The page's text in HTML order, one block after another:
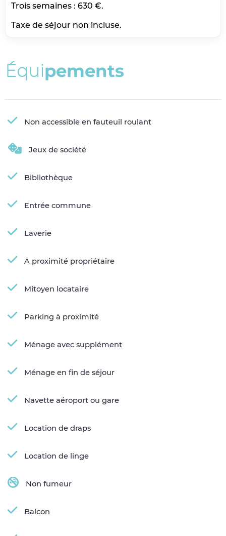
Trois semaines : 630 €.
Taxe de séjour non incluse.
Équipements
Non accessible en fauteuil roulant
Jeux de société
Bibliothèque
Entrée commune
Laverie
A proximité propriétaire
Mitoyen locataire
Parking à proximité
Ménage avec supplément
Ménage en fin de séjour
Navette aéroport ou gare
Location de draps
Location de linge
Non fumeur
Balcon